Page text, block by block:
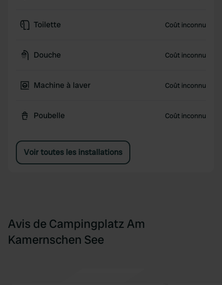
Toilette Coût inconnu
Douche Coût inconnu
Machine à laver Coût inconnu
Poubelle Coût inconnu
Voir toutes les installations
Avis de Campingplatz Am
Kamernschen See